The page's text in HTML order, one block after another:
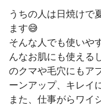
うちの人は日焼けで
ます😅
そんな人でも使いや
んなお肌にも使える
のクマや毛穴にもア
ーンアップ、キレイ
また、仕事がらワイ